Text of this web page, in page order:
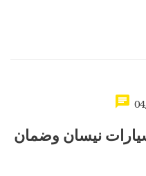
نيسان وضمان